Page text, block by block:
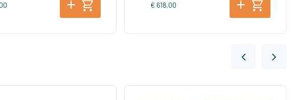
€ 618,00